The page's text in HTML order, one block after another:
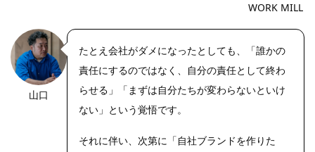
WORK MILL
https://riseph
山口
たとえ会社がダメになったとしても、「誰かの
責任にするのではなく、自分の責任として終わ
らせる」「まずは自分たちが変わらないといけ
ない」という覚悟です。
それに伴い、次第に「自社ブランドを作りた